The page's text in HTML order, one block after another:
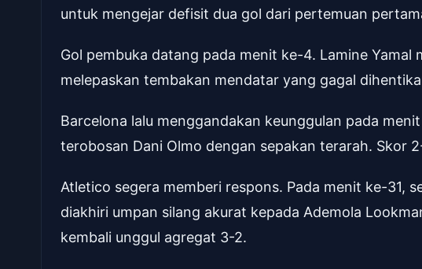
untuk mengejar defisit dua gol dari pertemuan
Gol pembuka datang pada menit ke-4. Lamine
melepaskan tembakan mendatar yang gagal
Barcelona lalu menggandakan keunggulan pada
terobosan Dani Olmo dengan sepakan terarah. Skor
Atletico segera memberi respons. Pada menit ke-31,
diakhiri umpan silang akurat kepada Ademola
kembali unggul agregat 3-2.